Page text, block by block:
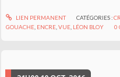
LIEN PERMANENT CATÉGORIES :
GOUACHE ENCRE ,VUE LÉON BLOY 0